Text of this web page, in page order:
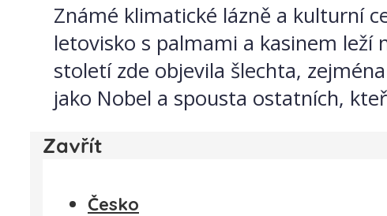
Známé klimatické lázně a kulturní
letovisko s palmami a kasinem leží
století zde objevila šlechta,
jako Nobel a spousta ostatních,
Zavřít
Česko